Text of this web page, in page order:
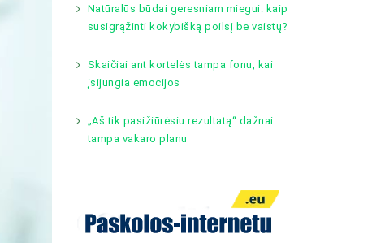
Natūralūs būdai geresniam miegui: kaip
susigrąžinti kokybišką poilsį be vaistų?
Skaičiai ant kortelės tampa fonu, kai
įsijungia emocijos
„Aš tik pasižiūrėsiu rezultatą“ dažnai
tampa vakaro planu